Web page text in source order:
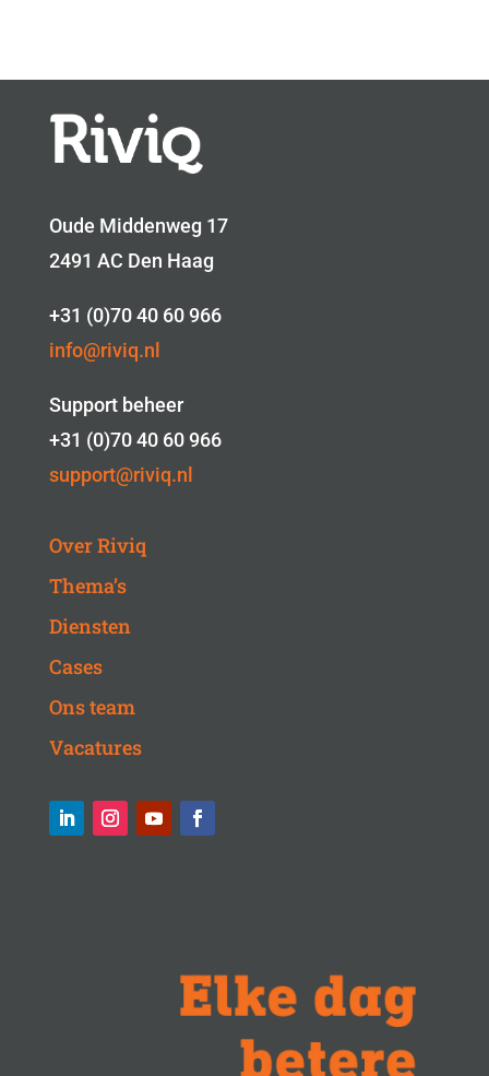
Oude Middenweg 17
2491 AC Den Haag
+31 (0)70 40 60 966
info@riviq.nl
Support beheer
+31 (0)70 40 60 966
support@riviq.nl
Over Riviq
Thema’s
Diensten
Cases
Ons team
Vacatures